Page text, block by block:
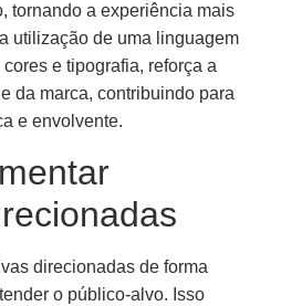
tornando a experiência mais
utilização de uma linguagem
e tipografia, reforça a
da marca, contribuindo para
e envolvente.
direcionadas de forma
o público-alvo. Isso